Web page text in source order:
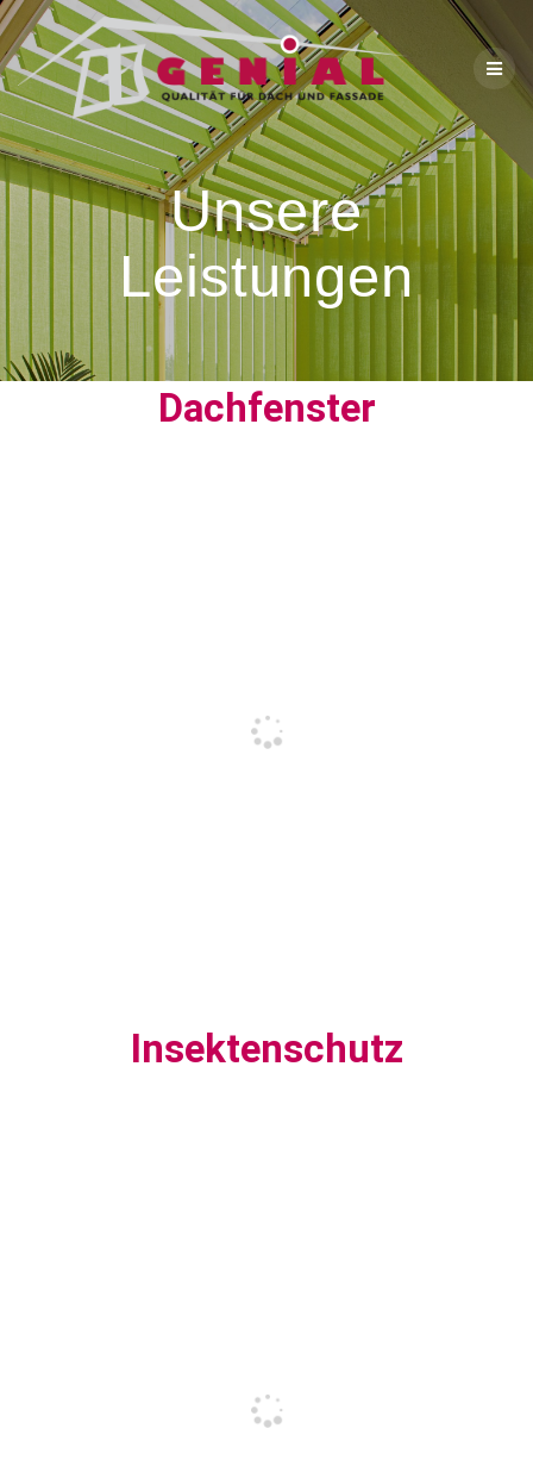
Unsere
Leistungen
Dachfenster
Insektenschutz